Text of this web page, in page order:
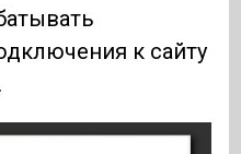
к сайту